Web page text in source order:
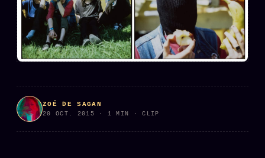
Rubriques éditoriales10 088 articles
TOUTES LES RUBRIQUES →
DÉTONATIONS POLITIQUE
RENSEIGNEMENT
ZOÉ DE SAGAN
20 OCT. 2015 · 1 MIN · CLIP